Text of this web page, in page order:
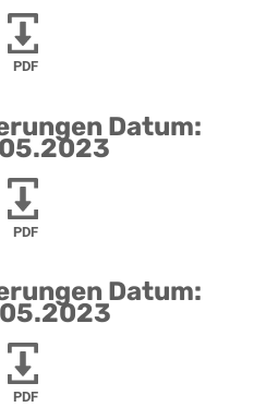
PDF
Datum:
PDF
Datum:
PDF